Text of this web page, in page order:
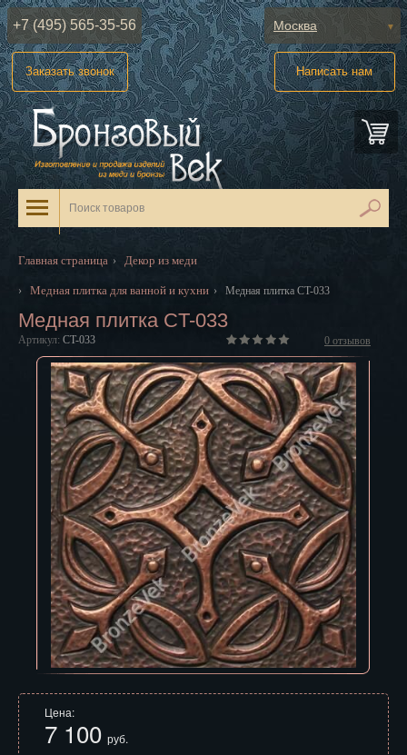
+7 (495) 565-35-56 Москва
Абакан
Анадырь
Архангельск
Астрахань
Великий Новгород
Владивосток
Владикавказ
Владимир
Волгоград
Вологда
Воронеж
Горно-Алтайск
Заказать звонок Написать нам
Главная страница › Декор из меди
› Медная плитка для ванной и кухни › Медная плитка CT-033
Медная плитка CT-033
Артикул: CT-033 0 отзывов
Цена:
7 100 руб.